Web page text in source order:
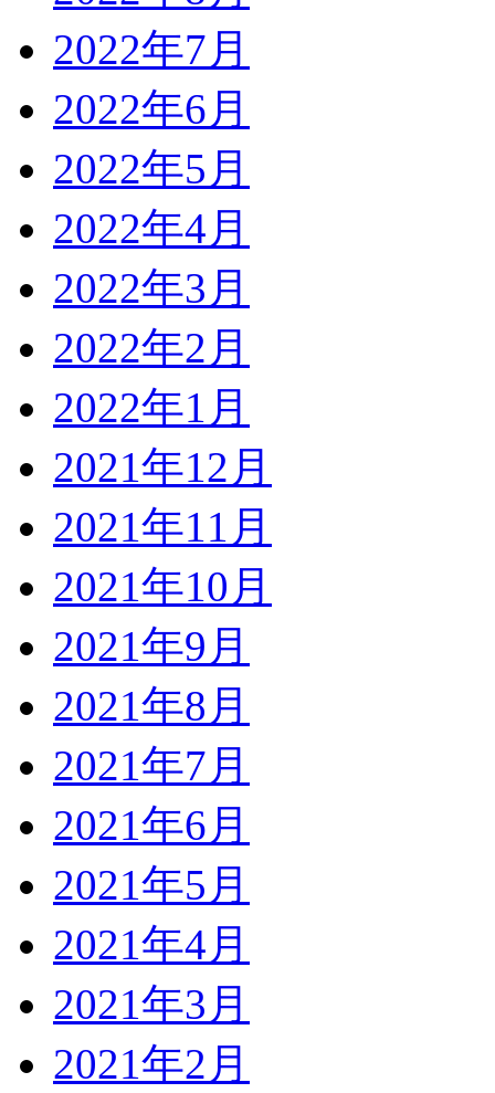
2022年7月
2022年6月
2022年5月
2022年4月
2022年3月
2022年2月
2022年1月
2021年12月
2021年11月
2021年10月
2021年9月
2021年8月
2021年7月
2021年6月
2021年5月
2021年4月
2021年3月
2021年2月